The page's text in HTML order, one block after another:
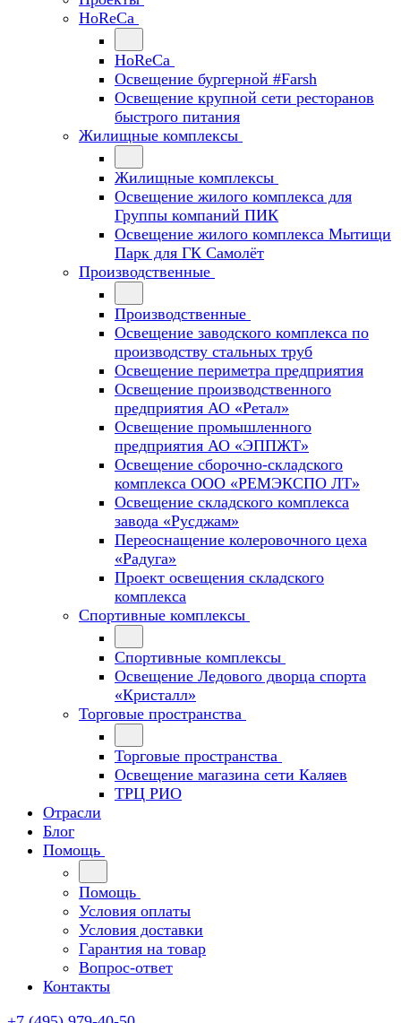
HoReCa
HoReCa
Освещение бургерной #Farsh
Освещение крупной сети ресторанов
быстрого питания
Жилищные комплексы
Жилищные комплексы
Освещение жилого комплекса для
Группы компаний ПИК
Освещение жилого комплекса Мытищи
Парк для ГК Самолёт
Производственные
Производственные
Освещение заводского комплекса по
производству стальных труб
Освещение периметра предприятия
Освещение производственного
предприятия АО «Ретал»
Освещение промышленного
предприятия АО «ЭППЖТ»
Освещение сборочно-складского
комплекса ООО «РЕМЭКСПО ЛТ»
Освещение складского комплекса
завода «Русджам»
Переоснащение колеровочного цеха
«Радуга»
Проект освещения складского
комплекса
Спортивные комплексы
Спортивные комплексы
Освещение Ледового дворца спорта
«Кристалл»
Торговые пространства
Торговые пространства
Освещение магазина сети Каляев
ТРЦ РИО
Отрасли
Блог
Помощь
Помощь
Условия оплаты
Условия доставки
Гарантия на товар
Вопрос-ответ
Контакты